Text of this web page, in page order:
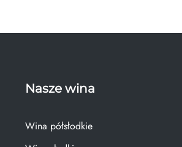
Nasze wina
Wina półsłodkie